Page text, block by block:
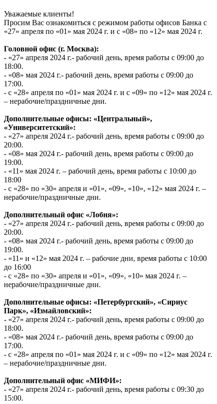
Уважаемые клиенты!
Просим Вас ознакомиться с режимом работы офисов Банка с
«27» апреля по «01» мая 2024 г. и с «08» по «12» мая 2024 г.
Головной офис (г. Москва):
- «27» апреля 2024 г.- рабочий день, время работы с 09:00 до
18:00.
- «08» мая 2024 г.- рабочий день, время работы с 09:00 до
17:00.
- с «28» апреля по «01» мая 2024 г. и с «09» по «12» мая 2024 г.
– нерабочие/праздничные дни.
Дополнительные офисы: «Центральный»,
«Университетский»:
- «27» апреля 2024 г.- рабочий день, время работы с 09:00 до
20:00.
- «08» мая 2024 г.- рабочий день, время работы с 09:00 до
19:00.
- «11» мая 2024 г. – рабочий день, время работы с 10:00 до
18:00
- с «28» по «30» апреля и «01», «09», «10», «12» мая 2024 г. –
нерабочие/праздничные дни.
Дополнительный офис «Лобня»:
- «27» апреля 2024 г.- рабочий день, время работы с 09:00 до
20:00.
- «08» мая 2024 г.- рабочий день, время работы с 09:00 до
19:00.
- «11» и «12» мая 2024 г. – рабочие дни, время работы с 10:00
до 16:00
- с «28» по «30» апреля и «01», «09», «10» мая 2024 г. –
нерабочие/праздничные дни.
Дополнительные офисы: «Петербургский», «Сириус
Парк», «Измайловский»:
- «27» апреля 2024 г.- рабочий день, время работы с 09:00 до
18:00.
- «08» мая 2024 г.- рабочий день, время работы с 09:00 до
17:00.
- с «28» апреля по «01» мая 2024 г. и с «09» по «12» мая 2024 г.
– нерабочие/праздничные дни.
Дополнительный офис «МИФИ»:
- «27» апреля 2024 г.- рабочий день, время работы с 09:30 до
15:00.